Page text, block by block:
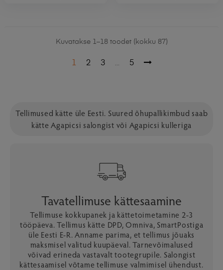
Kuvatakse 1–18 toodet (kokku 87)
1 2 3 … 5
Tellimused kätte üle Eesti. Suured õhupallikimbud saab
kätte Agapicsi salongist või Agapicsi kulleriga
Tavatellimuse kättesaamine
Tellimuse kokkupanek ja kättetoimetamine 2-3
tööpäeva. Tellimus kätte DPD, Omniva, SmartPostiga
üle Eesti E-R. Anname parima, et tellimus jõuaks
maksmisel valitud kuupäeval. Tarnevõimalused
võivad erineda vastavalt tootegrupile. Salongist
kättesaamisel võtame tellimuse valmimisel ühendust.